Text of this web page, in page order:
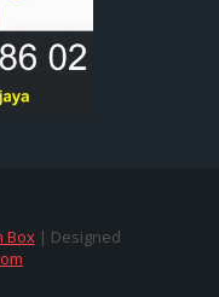
Box| Designed